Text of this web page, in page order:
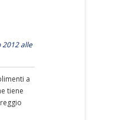
2012 alle
a
tiene